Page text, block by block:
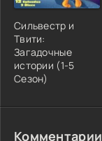
Сильвестр и
Твити:
Загадочные
истории (1-5
Сезон)
Комментарии